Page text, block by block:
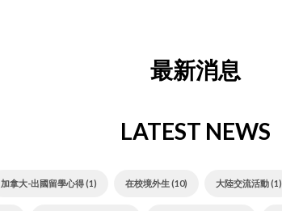
最新消息
LATEST NEWS
加拿大-出國留學心得 (1) 在校境外生 (10) 大陸交流活動 (1)